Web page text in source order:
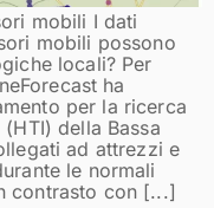
mobili I dati
mobili possono
locali? Per
ha
per la ricerca
della Bassa
ad attrezzi e
le normali
contrasto con [...]